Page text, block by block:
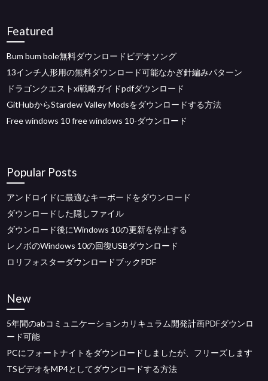
Featured
Bum bum bole無料ダウンロードビデオソング
13インチ人形用の無料ダウンロード可能なかぎ針編みパターン
ドラゴンクエストxi戦略ガイドpdfダウンロード
GitHubからStardew Valley Modsをダウンロードする方法
Free windows 10 free windows 10-ダウンロード
Popular Posts
アンドロイドに最適なキーボードをダウンロード
ダウンロードした隠しファイル
ダウンロード後にWindows 10の更新を停止する
レノボのWindows 10の回復USBダウンロード
ロリフォスターダウンロードブックPDF
New
5年間のabコミュニケーションカリキュラム開発計画PDFダウンロ
ード可能
PCにフォートナイトをダウンロードしましたが、フリーズします
TSビデオをMP4としてダウンロードする方法